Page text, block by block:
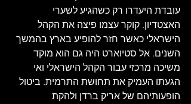
עובדת היעדרו רק כשהגיע לשערי
האצטדיון. קוקר עצמו פיצה את הקהל
הישראלי כאשר חזר להופיע בארץ בהמשך
השנים. אל סטיוארט היה גם הוא מוקד
משיכה מרכזי עבור הקהל הישראלי ואי
הגעתו העמיק את תחושת התרמית. ביטול
הופעותיהם של אריק ברדן ולהקת